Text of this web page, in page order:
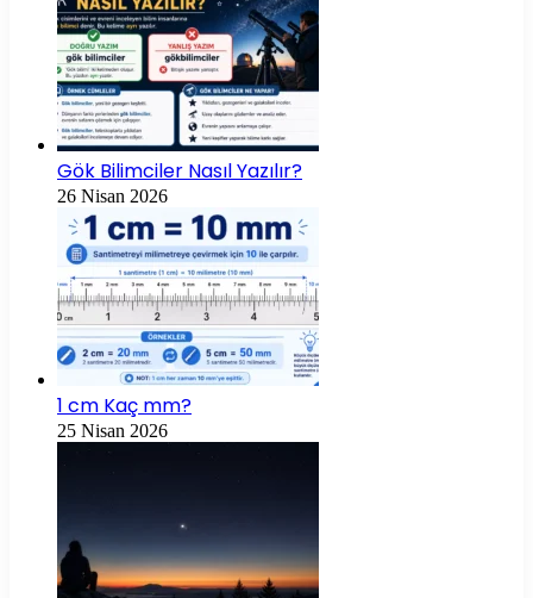
Gök Bilimciler Nasıl Yazılır?
26 Nisan 2026
1 cm Kaç mm?
25 Nisan 2026